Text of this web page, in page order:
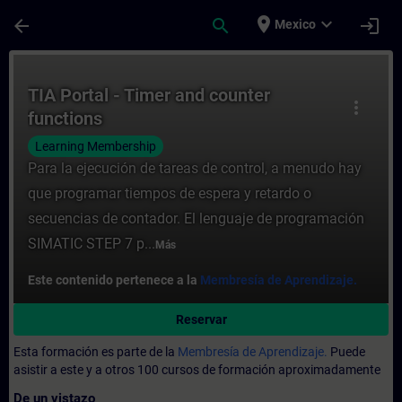
arrow_back search place Mexico expand_more login
more_vert
TIA Portal - Timer and counter
functions
Learning Membership
Para la ejecución de tareas de control, a menudo hay
que programar tiempos de espera y retardo o
secuencias de contador. El lenguaje de programación
SIMATIC STEP 7 p... Más
Este contenido pertenece a la Membresía de Aprendizaje.
Reservar
Esta formación es parte de la Membresía de Aprendizaje. Puede
asistir a este y a otros 100 cursos de formación aproximadamente
De un vistazo